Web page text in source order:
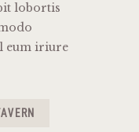
lobortis
eum iriure